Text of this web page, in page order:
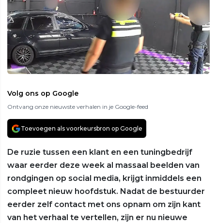
Volg ons op Google
Ontvang onze nieuwste verhalen in je Google-feed
Toevoegen als voorkeursbron op Google
De ruzie tussen een klant en een tuningbedrijf
waar eerder deze week al massaal beelden van
rondgingen op social media, krijgt inmiddels een
compleet nieuw hoofdstuk. Nadat de bestuurder
eerder zelf contact met ons opnam om zijn kant
van het verhaal te vertellen, zijn er nu nieuwe